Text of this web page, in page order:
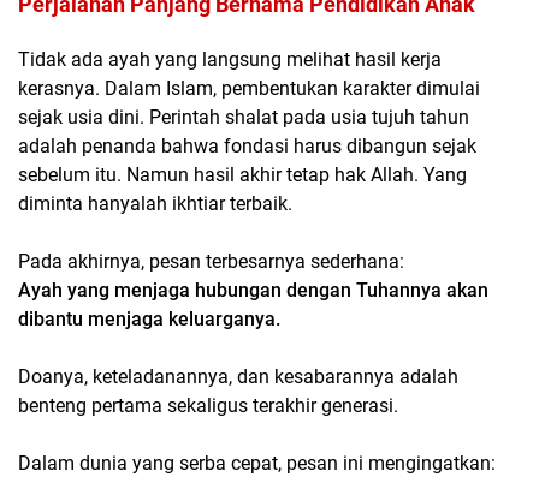
Tidak ada ayah yang langsung melihat hasil kerja
kerasnya. Dalam Islam, pembentukan karakter dimulai
sejak usia dini. Perintah shalat pada usia tujuh tahun
adalah penanda bahwa fondasi harus dibangun sejak
sebelum itu. Namun hasil akhir tetap hak Allah. Yang
diminta hanyalah ikhtiar terbaik.
Pada akhirnya, pesan terbesarnya sederhana:
Ayah yang menjaga hubungan dengan Tuhannya akan
dibantu menjaga keluarganya.
Doanya, keteladanannya, dan kesabarannya adalah
benteng pertama sekaligus terakhir generasi.
Dalam dunia yang serba cepat, pesan ini mengingatkan: